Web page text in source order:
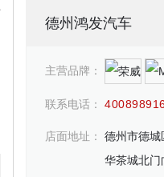
德州鸿发汽车
主营品牌：
联系电话：
店面地址：
德州市德城
华茶城北门